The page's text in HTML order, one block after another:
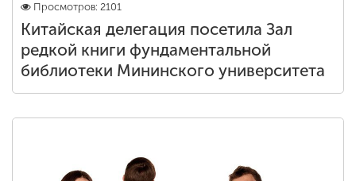
Просмотров: 2101
Китайская делегация посетила Зал
редкой книги фундаментальной
библиотеки Мининского университета